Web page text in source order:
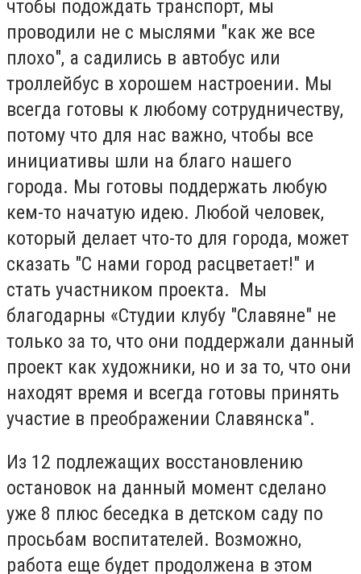
чтобы подождать транспорт, мы
проводили не с мыслями "как же все
плохо", а садились в автобус или
троллейбус в хорошем настроении. Мы
всегда готовы к любому сотрудничеству,
потому что для нас важно, чтобы все
инициативы шли на благо нашего
города. Мы готовы поддержать любую
кем-то начатую идею. Любой человек,
который делает что-то для города, может
сказать "С нами город расцветает!" и
стать участником проекта. Мы
благодарны «Студии клубу "Славяне" не
только за то, что они поддержали данный
проект как художники, но и за то, что они
находят время и всегда готовы принять
участие в преображении Славянска".
Из 12 подлежащих восстановлению
остановок на данный момент сделано
уже 8 плюс беседка в детском саду по
просьбам воспитателей. Возможно,
работа еще будет продолжена в этом